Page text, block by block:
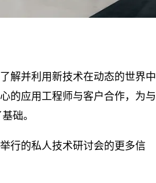
解并利用新技术在动态的世界中
的应用工程师与客户合作，为与
础。
行的私人技术研讨会的更多信